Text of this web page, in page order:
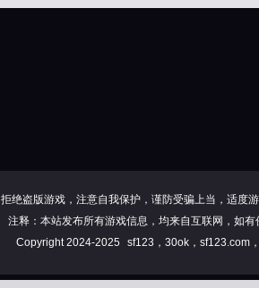
拒绝盗版游戏，注意自我保护，谨防受骗上当，适度
注释：本站发布所有游戏信息，均来自互联网，如
Copyright 2024-2025
sf123，30ok，sf123.com